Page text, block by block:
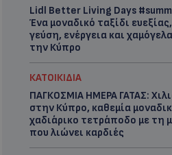
Lidl Better Living Days
Ένα μοναδικό ταξίδι
γεύση, ενέργεια και
την Κύπρο
ΚΑΤΟΙΚΙΔΙΑ
ΠΑΓΚΟΣΜΙΑ ΗΜΕΡΑ ΓΑΤΑΣ:
στην Κύπρο, καθεμία
χαδιάρικο τετράποδο με τη
που λιώνει καρδιές